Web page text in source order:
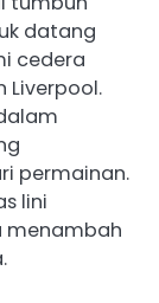
datang
cedera
Liverpool.
permainan.
lini
menambah